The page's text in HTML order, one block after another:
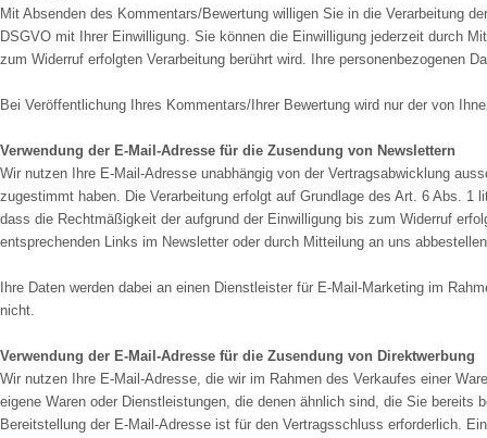
Mit Absenden des Kommentars/Bewertung willigen Sie in die Verarbeitung
DSGVO mit Ihrer Einwilligung. Sie können die Einwilligung jederzeit durch
zum Widerruf erfolgten Verarbeitung berührt wird. Ihre personenbezogenen
Bei Veröffentlichung Ihres Kommentars/Ihrer Bewertung wird nur der von
Verwendung der E-Mail-Adresse für die Zusendung von Newslettern
Wir nutzen Ihre E-Mail-Adresse unabhängig von der Vertragsabwicklung
zugestimmt haben. Die Verarbeitung erfolgt auf Grundlage des Art. 6 Abs.
dass die Rechtmäßigkeit der aufgrund der Einwilligung bis zum Widerruf
entsprechenden Links im Newsletter oder durch Mitteilung an uns
Ihre Daten werden dabei an einen Dienstleister für E-Mail-Marketing im
nicht.
Verwendung der E-Mail-Adresse für die Zusendung von Direktwerbung
Wir nutzen Ihre E-Mail-Adresse, die wir im Rahmen des Verkaufes einer
eigene Waren oder Dienstleistungen, die denen ähnlich sind, die Sie bereits
Bereitstellung der E-Mail-Adresse ist für den Vertragsschluss erforderlich.